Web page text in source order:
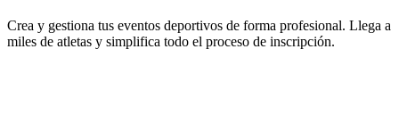
Crea y gestiona tus eventos deportivos de forma profesional. Llega a
miles de atletas y simplifica todo el proceso de inscripción.